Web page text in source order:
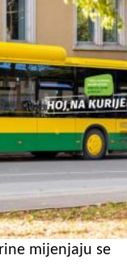
mijenjaju se